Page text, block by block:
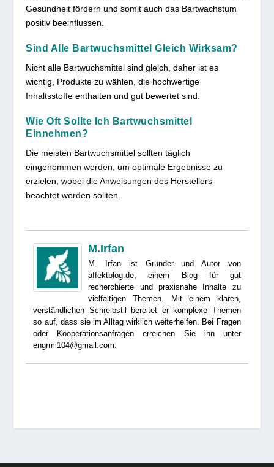
Gesundheit fördern und somit auch das Bartwachstum
positiv beeinflussen.
Sind Alle Bartwuchsmittel Gleich Wirksam?
Nicht alle Bartwuchsmittel sind gleich, daher ist es
wichtig, Produkte zu wählen, die hochwertige
Inhaltsstoffe enthalten und gut bewertet sind.
Wie Oft Sollte Ich Bartwuchsmittel
Einnehmen?
Die meisten Bartwuchsmittel sollten täglich
eingenommen werden, um optimale Ergebnisse zu
erzielen, wobei die Anweisungen des Herstellers
beachtet werden sollten.
M.Irfan
M. Irfan ist Gründer und Autor von
affektblog.de, einem Blog für gut
recherchierte und praxisnahe Inhalte zu
vielfältigen Themen. Mit einem klaren,
verständlichen Schreibstil bereitet er komplexe Themen
so auf, dass sie im Alltag wirklich weiterhelfen. Bei Fragen
oder Kooperationsanfragen erreichen Sie ihn unter
engrmi104@gmail.com.